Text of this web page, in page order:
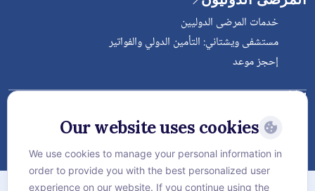
خدمات المرضى الدوليين
مستشفى ويشتاني: التأمين الدولي والفواتير
إحجز موعد
Follow Vejthani International
Hospital
الخريطة
Our website uses cookies
We use cookies to manage your personal information in
order to provide you with the best personalized user
experience on our website. If you continue using the